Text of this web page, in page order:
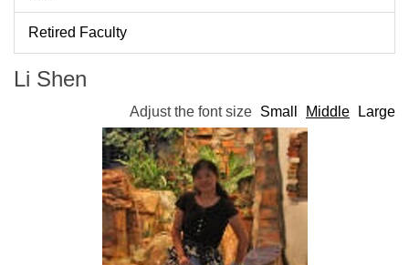
Retired Faculty
Li Shen
Adjust the font size Small Middle Large